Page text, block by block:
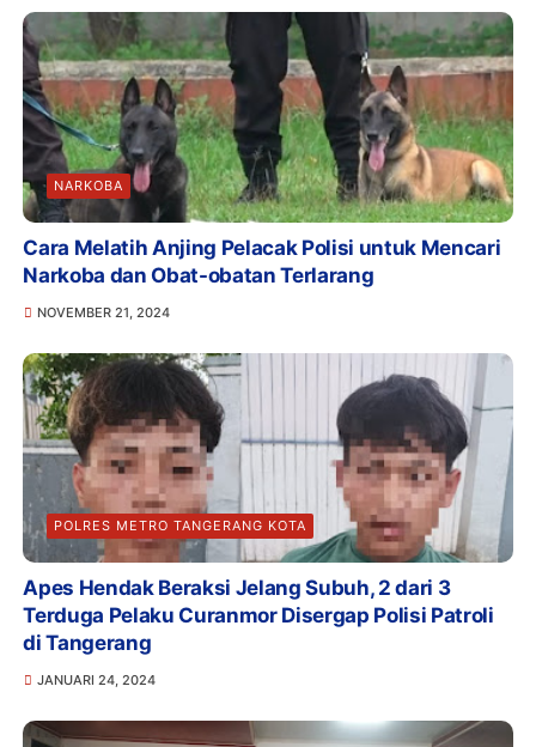
NARKOBA
Cara Melatih Anjing Pelacak Polisi untuk Mencari
Narkoba dan Obat-obatan Terlarang
NOVEMBER 21, 2024
POLRES METRO TANGERANG KOTA
Apes Hendak Beraksi Jelang Subuh, 2 dari 3
Terduga Pelaku Curanmor Disergap Polisi Patroli
di Tangerang
JANUARI 24, 2024